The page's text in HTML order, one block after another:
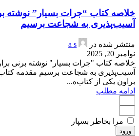
خلاصه کتاب “جرات بسیار” نوشته
آسیب‌پذیری به شجاعت برسیم
منتشر شده در
a s
نوامبر 20, 2025
خلاصه کتاب "جرات بسیار" نوشته برنی
آسیب‌پذیری به شجاعت برسیم مقدمه
براون یکی از کتاب‌ه...
ادامه مطلب
مرا بخاطر بسپار
ورود